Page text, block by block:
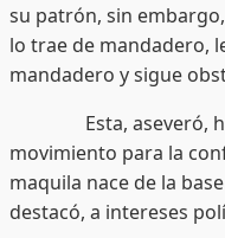
su patrón, sin
lo trae de mandadero,
mandadero y sigue
Esta, aseveró, ha
movimiento para la
maquila nace de la
destacó, a intereses